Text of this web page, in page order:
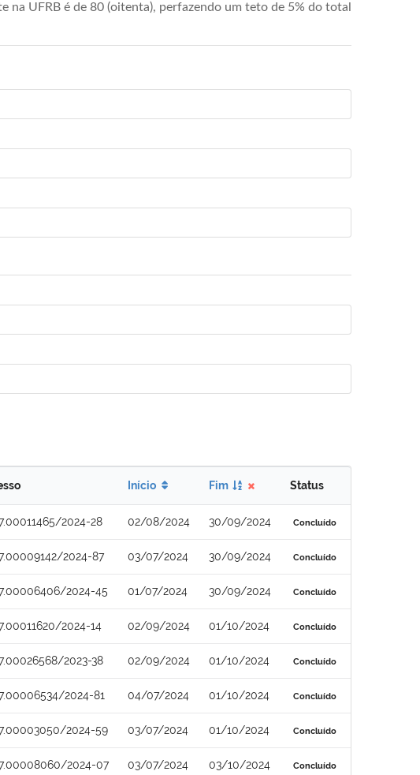
UFRB é de 80 (oitenta), perfazendo um teto de 5% do total
Início Fim Status
2024-28 02/08/2024 30/09/2024 Concluído
2024-87 03/07/2024 30/09/2024 Concluído
2024-45 01/07/2024 30/09/2024 Concluído
2024-14 02/09/2024 01/10/2024 Concluído
2023-38 02/09/2024 01/10/2024 Concluído
2024-81 04/07/2024 01/10/2024 Concluído
2024-59 03/07/2024 01/10/2024 Concluído
2024-07 03/07/2024 03/10/2024 Concluído